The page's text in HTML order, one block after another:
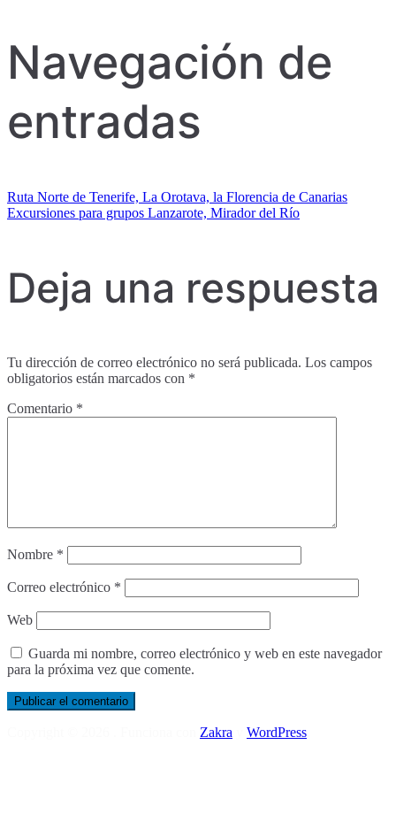
Navegación de
entradas
Ruta Norte de Tenerife, La Orotava, la Florencia de Canarias
Excursiones para grupos Lanzarote, Mirador del Río
Deja una respuesta
Tu dirección de correo electrónico no será publicada. Los campos
obligatorios están marcados con *
Comentario *
Nombre *
Correo electrónico *
Web
Guarda mi nombre, correo electrónico y web en este navegador
para la próxima vez que comente.
Zakra WordPress